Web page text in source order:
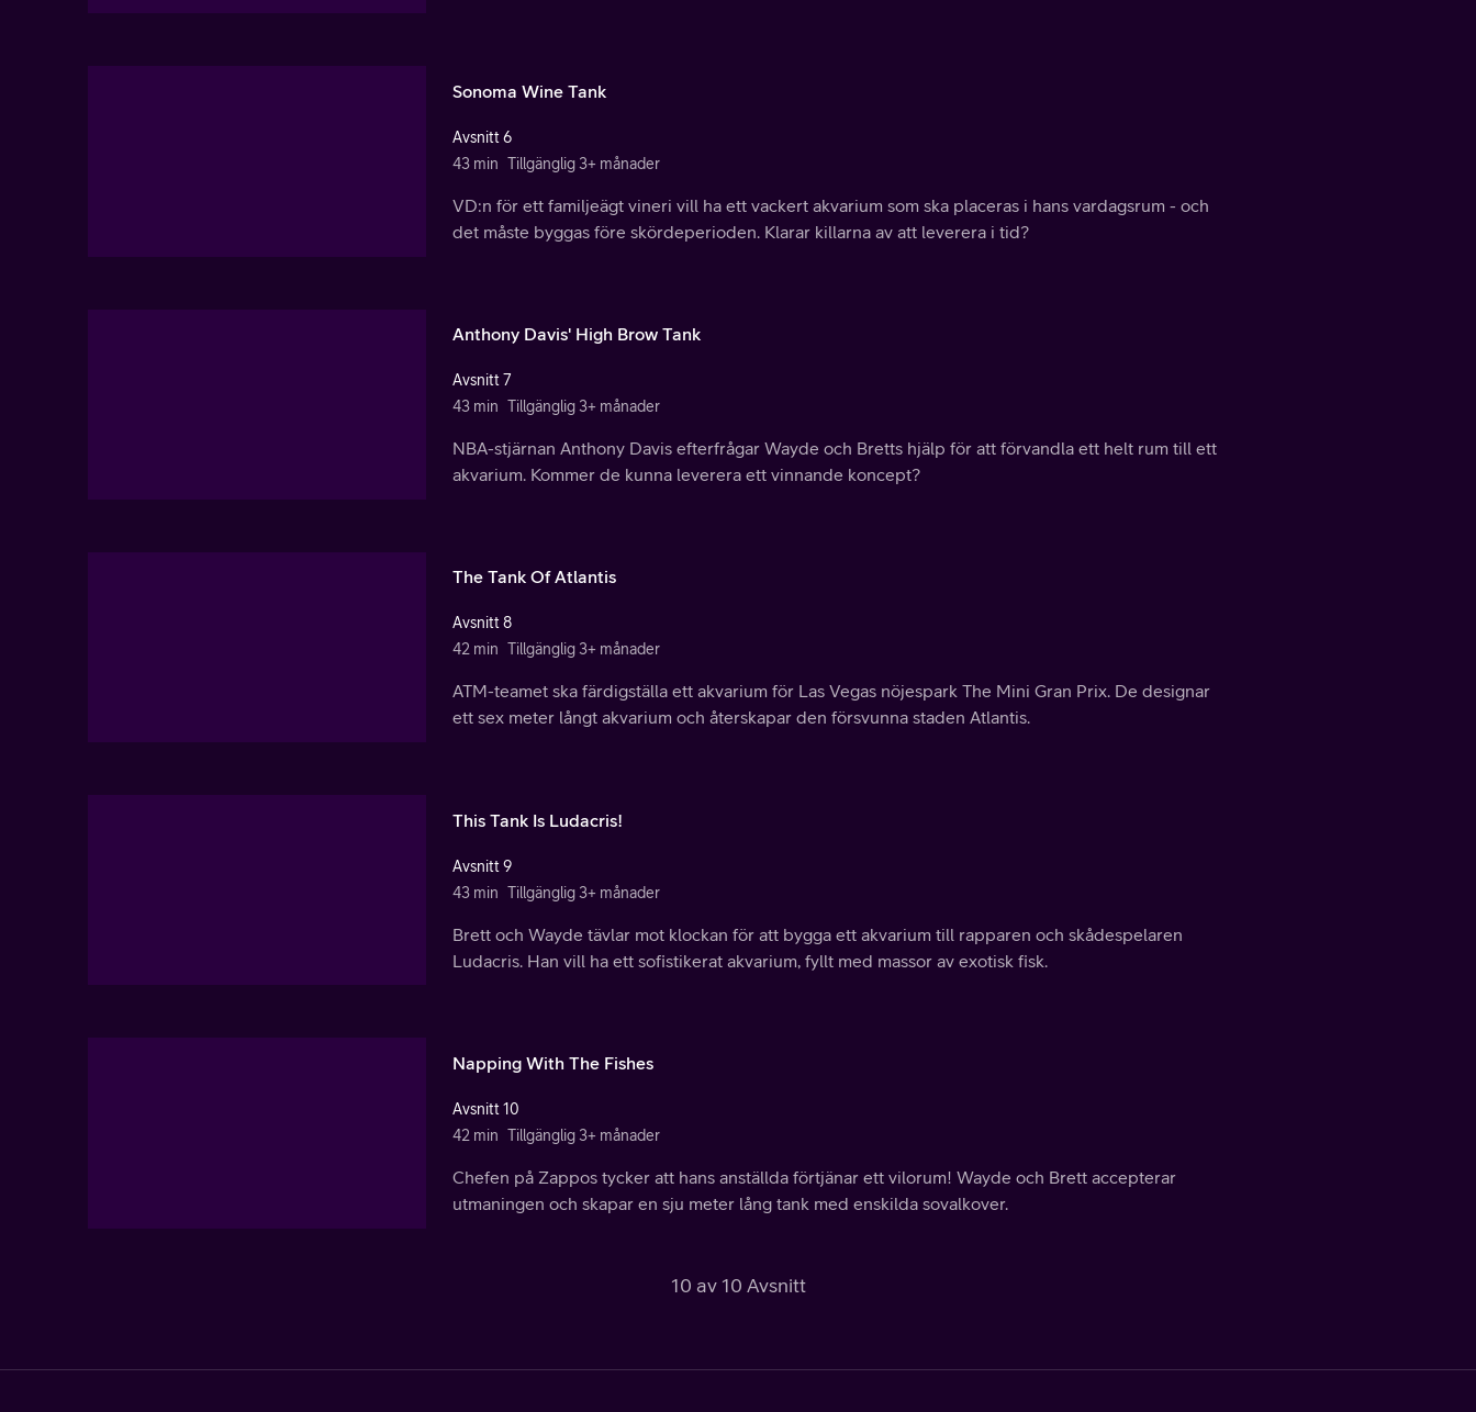
Sonoma Wine Tank
Avsnitt 6
43 min Tillgänglig 3+ månader
VD:n för ett familjeägt vineri vill ha ett vackert akvarium som ska placeras i hans vardagsrum - och
det måste byggas före skördeperioden. Klarar killarna av att leverera i tid?
Anthony Davis' High Brow Tank
Avsnitt 7
43 min Tillgänglig 3+ månader
NBA-stjärnan Anthony Davis efterfrågar Wayde och Bretts hjälp för att förvandla ett helt rum till ett
akvarium. Kommer de kunna leverera ett vinnande koncept?
The Tank Of Atlantis
Avsnitt 8
42 min Tillgänglig 3+ månader
ATM-teamet ska färdigställa ett akvarium för Las Vegas nöjespark The Mini Gran Prix. De designar
ett sex meter långt akvarium och återskapar den försvunna staden Atlantis.
This Tank Is Ludacris!
Avsnitt 9
43 min Tillgänglig 3+ månader
Brett och Wayde tävlar mot klockan för att bygga ett akvarium till rapparen och skådespelaren
Ludacris. Han vill ha ett sofistikerat akvarium, fyllt med massor av exotisk fisk.
Napping With The Fishes
Avsnitt 10
42 min Tillgänglig 3+ månader
Chefen på Zappos tycker att hans anställda förtjänar ett vilorum! Wayde och Brett accepterar
utmaningen och skapar en sju meter lång tank med enskilda sovalkover.
10 av 10 Avsnitt